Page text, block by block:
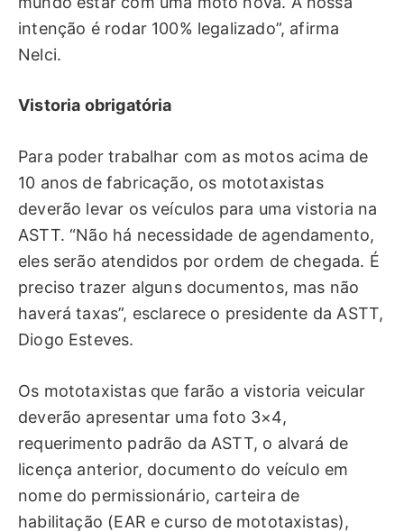
intenção é rodar 100% legalizado”, afirma
Nelci.
Vistoria obrigatória
Para poder trabalhar com as motos acima de
10 anos de fabricação, os mototaxistas
deverão levar os veículos para uma vistoria na
ASTT. “Não há necessidade de agendamento,
eles serão atendidos por ordem de chegada. É
preciso trazer alguns documentos, mas não
haverá taxas”, esclarece o presidente da ASTT,
Diogo Esteves.
Os mototaxistas que farão a vistoria veicular
deverão apresentar uma foto 3×4,
requerimento padrão da ASTT, o alvará de
licença anterior, documento do veículo em
nome do permissionário, carteira de
habilitação (EAR e curso de mototaxistas),